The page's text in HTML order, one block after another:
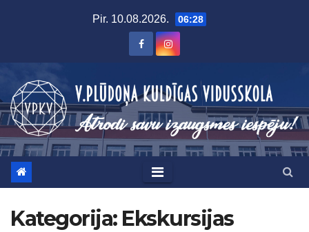
Pir. 10.08.2026. 06:28
Kategorija: Ekskursijas